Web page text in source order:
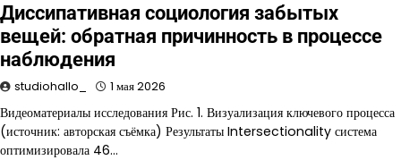
Диссипативная социология забытых
вещей: обратная причинность в процессе
наблюдения
studiohallo_ 1 мая 2026
Видеоматериалы исследования Рис. 1. Визуализация ключевого процесса
(источник: авторская съёмка) Результаты Intersectionality система
оптимизировала 46…